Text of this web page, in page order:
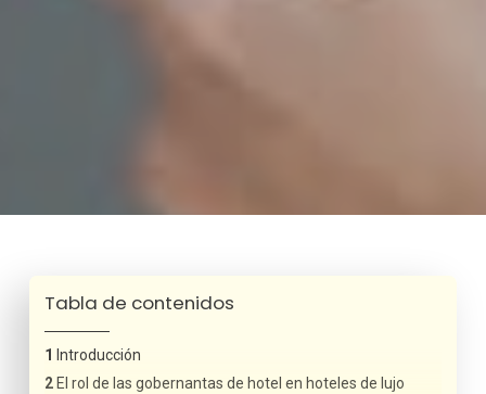
Tabla de contenidos
Introducción
El rol de las gobernantas de hotel en hoteles de lujo